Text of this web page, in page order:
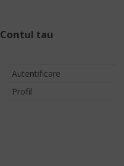
Contul tau
Autentificare
Profil